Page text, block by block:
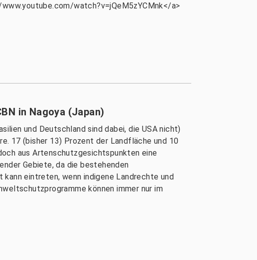
watch?v=jQeM5zYCMnk</a>
in Nagoya (Japan)
und Deutschland sind dabei, die USA nicht)
17 (bisher 13) Prozent der Landfläche und 10
aus Artenschutzgesichtspunkten eine
Gebiete, da die bestehenden
eintreten, wenn indigene Landrechte und
können immer nur im